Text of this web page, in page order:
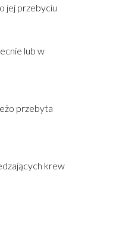
jej przebyciu
lub w
przebyta
krew